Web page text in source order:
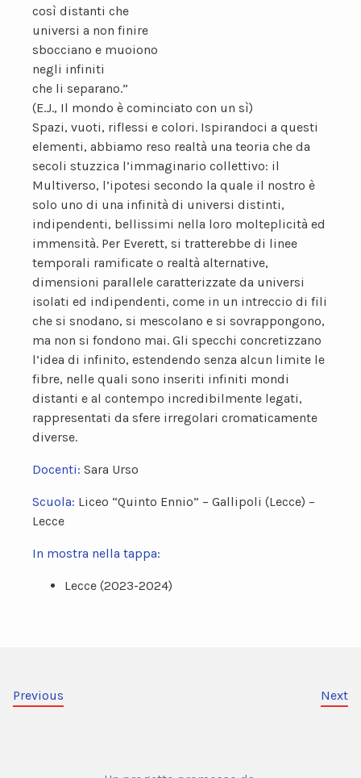
così distanti che
universi a non finire
sbocciano e muoiono
negli infiniti
che li separano.”
(E.J., Il mondo è cominciato con un sì)
Spazi, vuoti, riflessi e colori. Ispirandoci a questi
elementi, abbiamo reso realtà una teoria che da
secoli stuzzica l’immaginario collettivo: il
Multiverso, l’ipotesi secondo la quale il nostro è
solo uno di una infinità di universi distinti,
indipendenti, bellissimi nella loro molteplicità ed
immensità. Per Everett, si tratterebbe di linee
temporali ramificate o realtà alternative,
dimensioni parallele caratterizzate da universi
isolati ed indipendenti, come in un intreccio di fili
che si snodano, si mescolano e si sovrappongono,
ma non si fondono mai. Gli specchi concretizzano
l’idea di infinito, estendendo senza alcun limite le
fibre, nelle quali sono inseriti infiniti mondi
distanti e al contempo incredibilmente legati,
rappresentati da sfere irregolari cromaticamente
diverse.
Docenti: Sara Urso
Scuola: Liceo “Quinto Ennio” – Gallipoli (Lecce) –
Lecce
In mostra nella tappa:
Lecce (2023-2024)
Previous Next